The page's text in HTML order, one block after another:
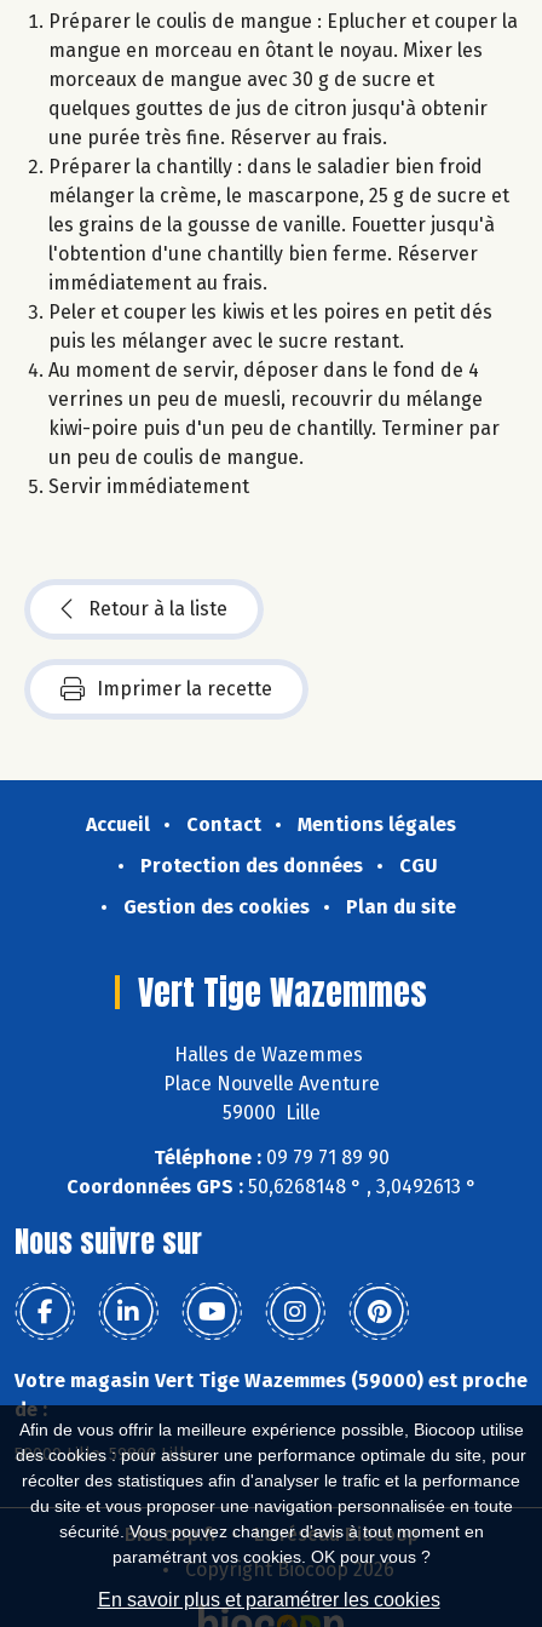
Afin de vous offrir la meilleure expérience possible, Biocoop utilise
des cookies : pour assurer une performance optimale du site, pour
récolter des statistiques afin d'analyser le trafic et la performance
du site et vous proposer une navigation personnalisée en toute
sécurité. Vous pouvez changer d'avis à tout moment en
paramétrant vos cookies. OK pour vous ?
En savoir plus et paramétrer les cookies
Préparer le coulis de mangue : Eplucher et couper la
mangue en morceau en ôtant le noyau. Mixer les
morceaux de mangue avec 30 g de sucre et
quelques gouttes de jus de citron jusqu'à obtenir
une purée très fine. Réserver au frais.
Préparer la chantilly : dans le saladier bien froid
mélanger la crème, le mascarpone, 25 g de sucre et
les grains de la gousse de vanille. Fouetter jusqu'à
l'obtention d'une chantilly bien ferme. Réserver
immédiatement au frais.
Peler et couper les kiwis et les poires en petit dés
puis les mélanger avec le sucre restant.
Au moment de servir, déposer dans le fond de 4
verrines un peu de muesli, recouvrir du mélange
kiwi-poire puis d'un peu de chantilly. Terminer par
un peu de coulis de mangue.
Servir immédiatement
Retour à la liste
Imprimer la recette
Accueil Contact
Mentions légales
Protection des données
CGU
Gestion des cookies
Plan du site
Vert Tige Wazemmes
Halles de Wazemmes
Place Nouvelle Aventure
59000 Lille
Téléphone :09 79 71 89 90
Coordonnées GPS :50,6268148 ° , 3,0492613 °
Nous suivre sur
Votre magasin Vert Tige Wazemmes (59000) est proche
de :
59000 Lille, 59800 Lille
Biocoop.fr
Le réseau Biocoop
Copyright Biocoop 2026